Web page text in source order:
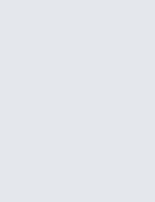
non si
O